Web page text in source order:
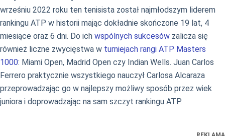
wrześniu 2022 roku ten tenisista został najmłodszym liderem
rankingu ATP w historii mając dokładnie skończone 19 lat, 4
miesiące oraz 6 dni. Do ich wspólnych sukcesów zalicza się
również liczne zwycięstwa w turniejach rangi ATP Masters
1000: Miami Open, Madrid Open czy Indian Wells. Juan Carlos
Ferrero praktycznie wszystkiego nauczył Carlosa Alcaraza
przeprowadzając go w najlepszy możliwy sposób przez wiek
juniora i doprowadzając na sam szczyt rankingu ATP.